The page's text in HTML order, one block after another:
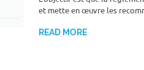
et mette en œuvre les
READ MORE